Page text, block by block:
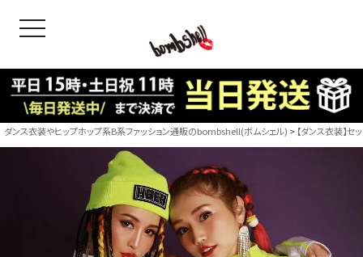
toggle navigation
B/bomb
ダンス衣装やヒップホップ系B系ファッション通販のbombshell(ボムシェル) 【ダンス衣装】セ